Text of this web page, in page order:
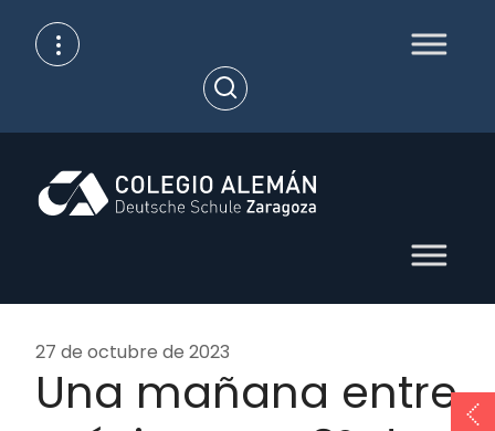
content
Open
Search
27 de octubre de 2023
Una mañana entre